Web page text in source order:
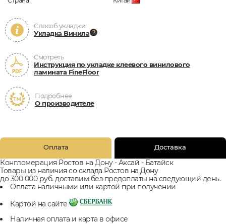
Способ укладки
Укладка Винила
Смотреть
Инструкция по укладке клеевого винилового
ламината FineFloor
Подробнее
О производителе
Оплата Доставка
Конгломерация Ростов на Дону - Аксай - Батайск
Товары из наличия со склада Ростов на Дону
до 300 000 руб. доставим без предоплаты на следующий день.
Оплата наличными или картой при получении
Картой на сайте
Наличная оплата и карта в офисе